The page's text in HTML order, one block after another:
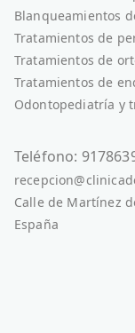
Blanqueamientos
Tratamientos de
Tratamientos de
Tratamientos de
Odontopediatría y
Teléfono:
Calle de Martínez
España